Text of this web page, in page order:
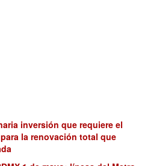
inversión que requiere el
la renovación total que